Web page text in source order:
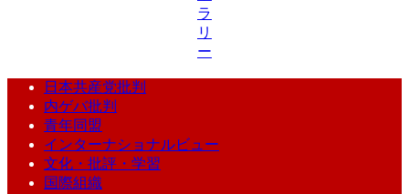
ラ
リ
ー
日本共産党批判
内ゲバ批判
青年同盟
インターナショナルビュー
文化・批評・学習
国際組織